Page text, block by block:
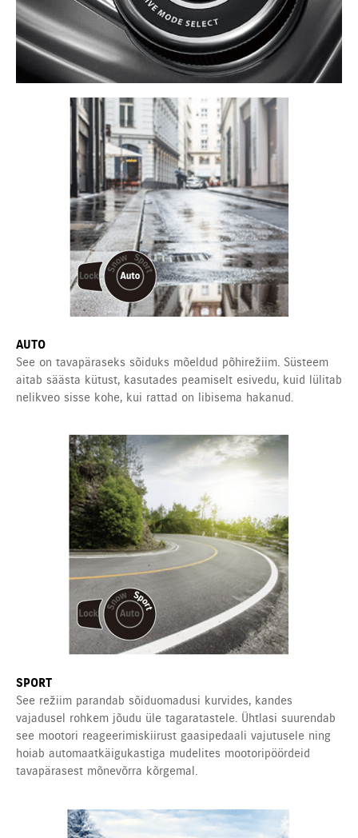
AUTO
See on tavapäraseks sõiduks mõeldud põhirežiim. Süsteem
aitab säästa kütust, kasutades peamiselt esivedu, kuid lülitab
nelikveo sisse kohe, kui rattad on libisema hakanud.
SPORT
See režiim parandab sõiduomadusi kurvides, kandes
vajadusel rohkem jõudu üle tagaratastele. Ühtlasi suurendab
see mootori reageerimiskiirust gaasipedaali vajutusele ning
hoiab automaatkäigukastiga mudelites mootoripöördeid
tavapärasest mõnevõrra kõrgemal.